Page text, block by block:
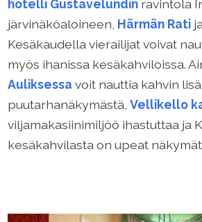
hotelli Gustavelundin ravintola
järvinäköaloineen, Härmän Rati
Kesäkaudella vierailijat voivat
myös ihanissa kesäkahviloissa.
Auliksessa voit nauttia kahvin
puutarhanäkymästä, Vellikello
viljamakasiinimiljöö ihastuttaa ja
kesäkahvilasta on upeat